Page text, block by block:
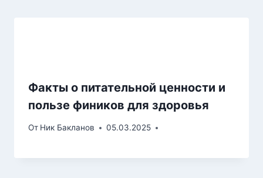
Факты о питательной ценности и
пользе фиников для здоровья
От Ник Бакланов 05.03.2025